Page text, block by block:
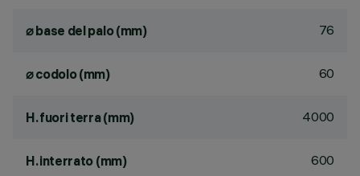
⌀ base del palo (mm) 76
⌀ codolo (mm) 60
H. fuori terra (mm) 4000
H. interrato (mm) 600